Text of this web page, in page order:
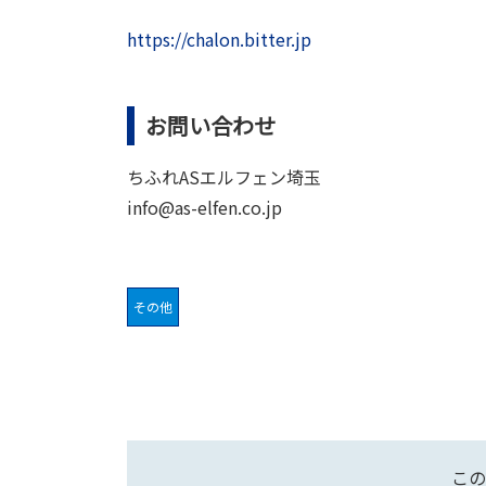
https://chalon.bitter.jp
お問い合わせ
ちふれASエルフェン埼玉
info@as-elfen.co.jp
その他
こ